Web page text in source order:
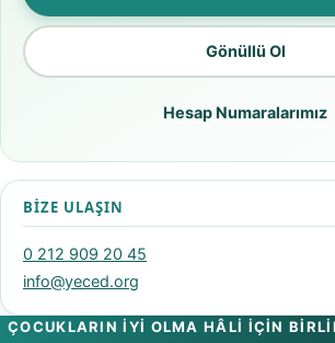
Gönüllü Ol
Hesap Numaralarımız
BIZE ULAŞIN
0 212 909 20 45
info@yeced.org
ÇOCUKLARIN IYI OLMA HÂLI IÇIN